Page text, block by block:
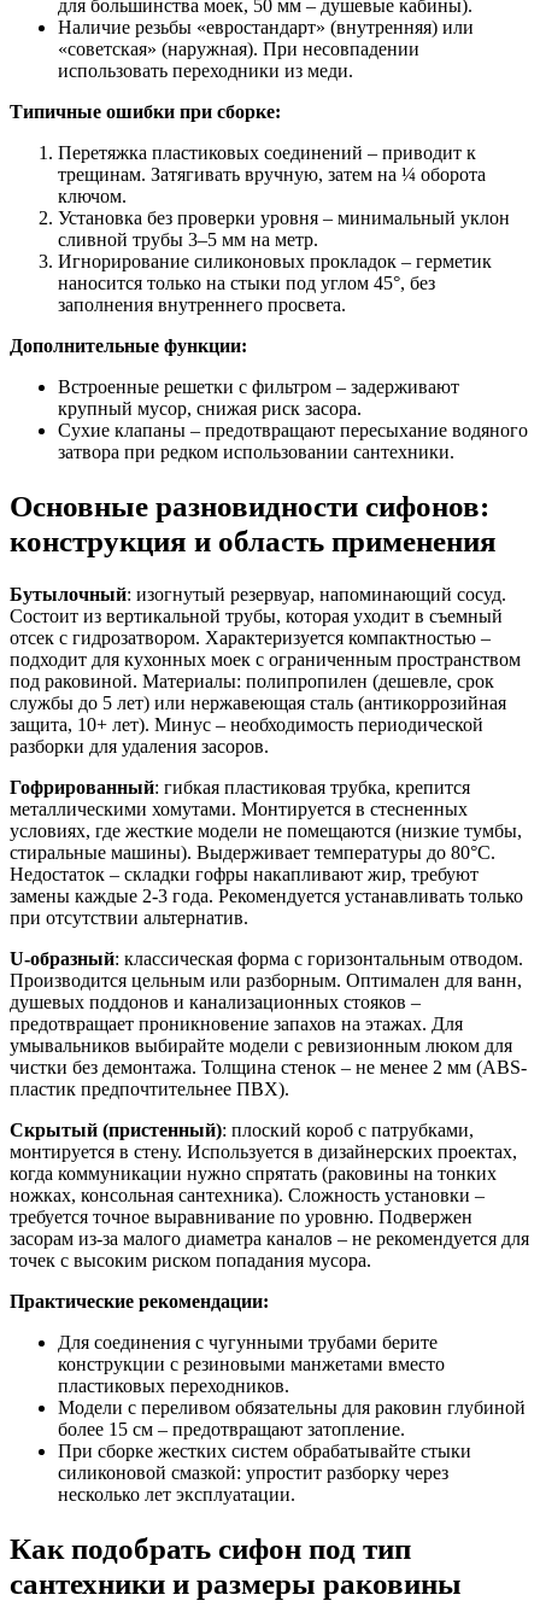
для большинства моек, 50 мм – душевые кабины).
Наличие резьбы «евростандарт» (внутренняя) или
«советская» (наружная). При несовпадении
использовать переходники из меди.
Типичные ошибки при сборке:
Перетяжка пластиковых соединений – приводит к
трещинам. Затягивать вручную, затем на ¼ оборота
ключом.
Установка без проверки уровня – минимальный уклон
сливной трубы 3–5 мм на метр.
Игнорирование силиконовых прокладок – герметик
наносится только на стыки под углом 45°, без
заполнения внутреннего просвета.
Дополнительные функции:
Встроенные решетки с фильтром – задерживают
крупный мусор, снижая риск засора.
Сухие клапаны – предотвращают пересыхание водяного
затвора при редком использовании сантехники.
Основные разновидности сифонов:
конструкция и область применения
Бутылочный: изогнутый резервуар, напоминающий сосуд.
Состоит из вертикальной трубы, которая уходит в съемный
отсек с гидрозатвором. Характеризуется компактностью –
подходит для кухонных моек с ограниченным пространством
под раковиной. Материалы: полипропилен (дешевле, срок
службы до 5 лет) или нержавеющая сталь (антикоррозийная
защита, 10+ лет). Минус – необходимость периодической
разборки для удаления засоров.
Гофрированный: гибкая пластиковая трубка, крепится
металлическими хомутами. Монтируется в стесненных
условиях, где жесткие модели не помещаются (низкие тумбы,
стиральные машины). Выдерживает температуры до 80°C.
Недостаток – складки гофры накапливают жир, требуют
замены каждые 2-3 года. Рекомендуется устанавливать только
при отсутствии альтернатив.
U-образный: классическая форма с горизонтальным отводом.
Производится цельным или разборным. Оптимален для ванн,
душевых поддонов и канализационных стояков –
предотвращает проникновение запахов на этажах. Для
умывальников выбирайте модели с ревизионным люком для
чистки без демонтажа. Толщина стенок – не менее 2 мм (ABS-
пластик предпочтительнее ПВХ).
Скрытый (пристенный): плоский короб с патрубками,
монтируется в стену. Используется в дизайнерских проектах,
когда коммуникации нужно спрятать (раковины на тонких
ножках, консольная сантехника). Сложность установки –
требуется точное выравнивание по уровню. Подвержен
засорам из-за малого диаметра каналов – не рекомендуется для
точек с высоким риском попадания мусора.
Практические рекомендации:
Для соединения с чугунными трубами берите
конструкции с резиновыми манжетами вместо
пластиковых переходников.
Модели с переливом обязательны для раковин глубиной
более 15 см – предотвращают затопление.
При сборке жестких систем обрабатывайте стыки
силиконовой смазкой: упростит разборку через
несколько лет эксплуатации.
Как подобрать сифон под тип
сантехники и размеры раковины